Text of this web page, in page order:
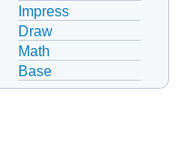
Impress
Draw
Math
Base